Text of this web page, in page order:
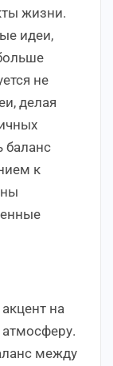
жизни.
идеи,
не
делая
баланс
к
на
между